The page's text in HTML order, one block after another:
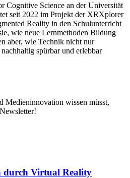
Cognitive Science an der Universität
seit 2022 im Projekt der XRXplorer
Reality in den Schulunterricht
wie neue Lernmethoden Bildung
aber, wie Technik nicht nur
spürbar und erlebbar
Medieninnovation wissen müsst,
Virtual Reality